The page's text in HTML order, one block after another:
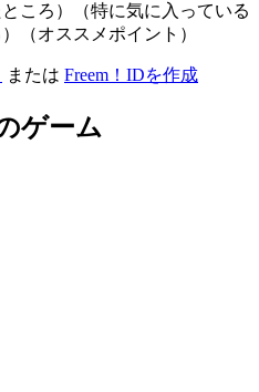
ころ）（特に気に入っている
（オススメポイント）
または Freem！IDを作成
ゲーム